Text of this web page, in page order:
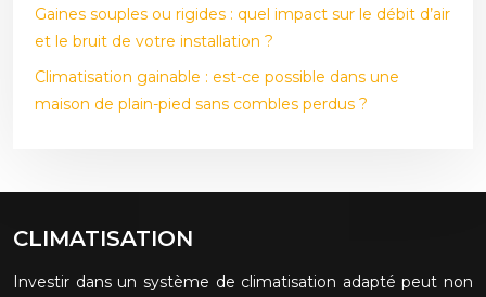
Gaines souples ou rigides : quel impact sur le débit d’air
et le bruit de votre installation ?
Climatisation gainable : est-ce possible dans une
maison de plain-pied sans combles perdus ?
CLIMATISATION
Investir dans un système de climatisation adapté peut non